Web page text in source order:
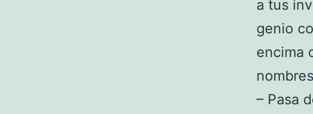
a tus
genio
encima
– Pasa